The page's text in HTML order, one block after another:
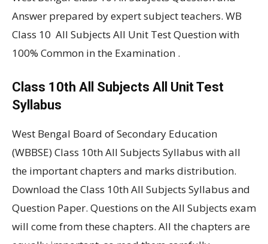
Answer prepared by expert subject teachers. WB
Class 10 All Subjects All Unit Test Question with
100% Common in the Examination .
Class 10th All Subjects All Unit Test
Syllabus
West Bengal Board of Secondary Education
(WBBSE) Class 10th All Subjects Syllabus with all
the important chapters and marks distribution.
Download the Class 10th All Subjects Syllabus and
Question Paper. Questions on the All Subjects exam
will come from these chapters. All the chapters are